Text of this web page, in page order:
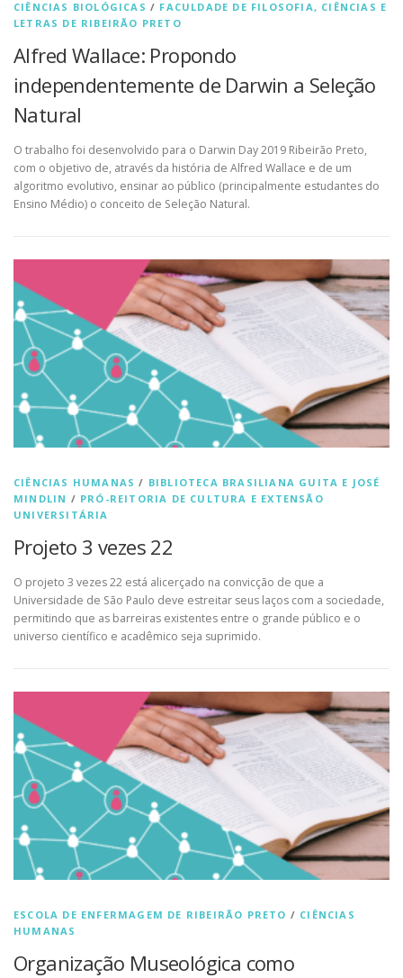
CIÊNCIAS BIOLÓGICAS / FACULDADE DE FILOSOFIA, CIÊNCIAS E
LETRAS DE RIBEIRÃO PRETO
Alfred Wallace: Propondo
independentemente de Darwin a Seleção
Natural
O trabalho foi desenvolvido para o Darwin Day 2019 Ribeirão Preto,
com o objetivo de, através da história de Alfred Wallace e de um
algoritmo evolutivo, ensinar ao público (principalmente estudantes do
Ensino Médio) o conceito de Seleção Natural.
CIÊNCIAS HUMANAS / BIBLIOTECA BRASILIANA GUITA E JOSÉ
MINDLIN / PRÓ-REITORIA DE CULTURA E EXTENSÃO
UNIVERSITÁRIA
Projeto 3 vezes 22
O projeto 3 vezes 22 está alicerçado na convicção de que a
Universidade de São Paulo deve estreitar seus laços com a sociedade,
permitindo que as barreiras existentes entre o grande público e o
universo científico e acadêmico seja suprimido.
ESCOLA DE ENFERMAGEM DE RIBEIRÃO PRETO / CIÊNCIAS
HUMANAS
Organização Museológica como